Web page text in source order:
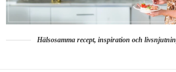
Hälsosamma recept, inspiration och